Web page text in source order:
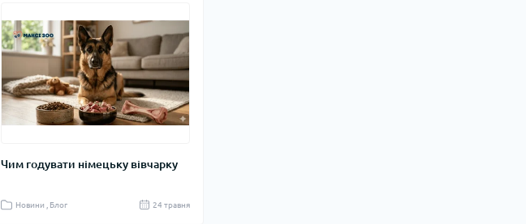
Чим годувати німецьку вівчарку
Новини , Блог 24 травня